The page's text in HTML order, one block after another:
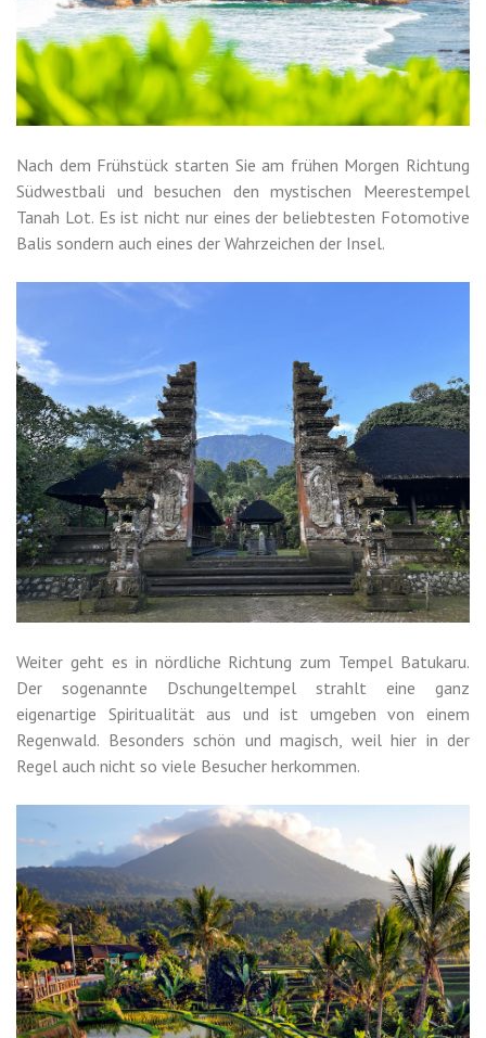
Nach dem Frühstück starten Sie am frühen Morgen Richtung
Südwestbali und besuchen den mystischen Meerestempel
Tanah Lot. Es ist nicht nur eines der beliebtesten Fotomotive
Balis sondern auch eines der Wahrzeichen der Insel.
Weiter geht es in nördliche Richtung zum Tempel Batukaru.
Der sogenannte Dschungeltempel strahlt eine ganz
eigenartige Spiritualität aus und ist umgeben von einem
Regenwald. Besonders schön und magisch, weil hier in der
Regel auch nicht so viele Besucher herkommen.